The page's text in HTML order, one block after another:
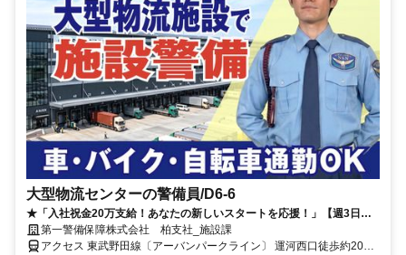
大型物流センターの警備員/D6-6
★「入社祝金20万支給！あなたの新しいスタートを応援！」【週3日～
／日勤・夜勤のみOK！】「Amazon」物流施設での施設警備スタッフ☆
未経験歓迎！月収33万以上も可能です♪車・バイク・自転車通勤OK☆キ
第一警備保障株式会社 柏支社_施設課
アクセス 東武野田線〔アーバンパークライン〕 運河西口徒歩約20